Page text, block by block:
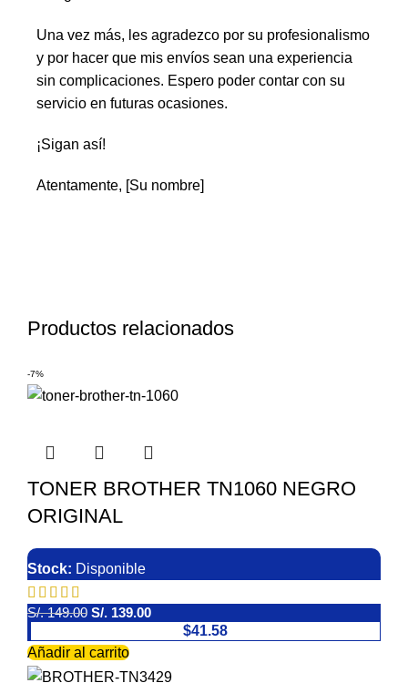
Una vez más, les agradezco por su profesionalismo
y por hacer que mis envíos sean una experiencia
sin complicaciones. Espero poder contar con su
servicio en futuras ocasiones.
¡Sigan así!
Atentamente, [Su nombre]
Productos relacionados
-7%
TONER BROTHER TN1060 NEGRO
ORIGINAL
Stock: Disponible
S/.149.00 S/. 139.00
$41.58
Añadir al carrito